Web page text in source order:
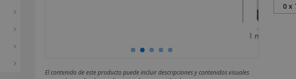
El contenido de este producto puede incluir descripciones y contenidos visuales
0 x